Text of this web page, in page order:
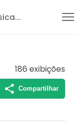
186 exibições
Compartilhar